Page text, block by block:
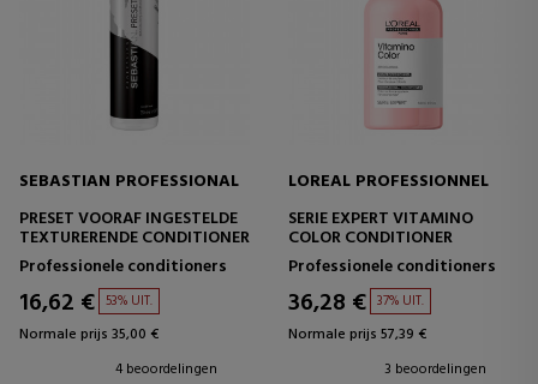
SEBASTIAN PROFESSIONAL
PRESET VOORAF INGESTELDE
TEXTURERENDE CONDITIONER
Professionele conditioners
16,62 € 53% UIT.
Normale prijs 35,00 €
4 beoordelingen
LOREAL PROFESSIONNEL
SERIE EXPERT VITAMINO
COLOR CONDITIONER
Professionele conditioners
36,28 € 37% UIT.
Normale prijs 57,39 €
3 beoordelingen